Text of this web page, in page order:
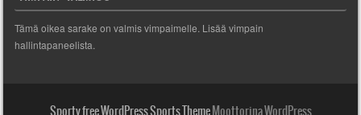
Tämä oikea sarake on valmis vimpaimelle. Lisää vimpain
hallintapaneelista.
Sporty free WordPress Sports ThemeMoottorina WordPress